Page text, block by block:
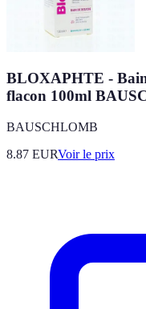
BLOXAPHTE - Bain
flacon 100ml
BAUSCHLOMB
8.87 EURVoir le prix